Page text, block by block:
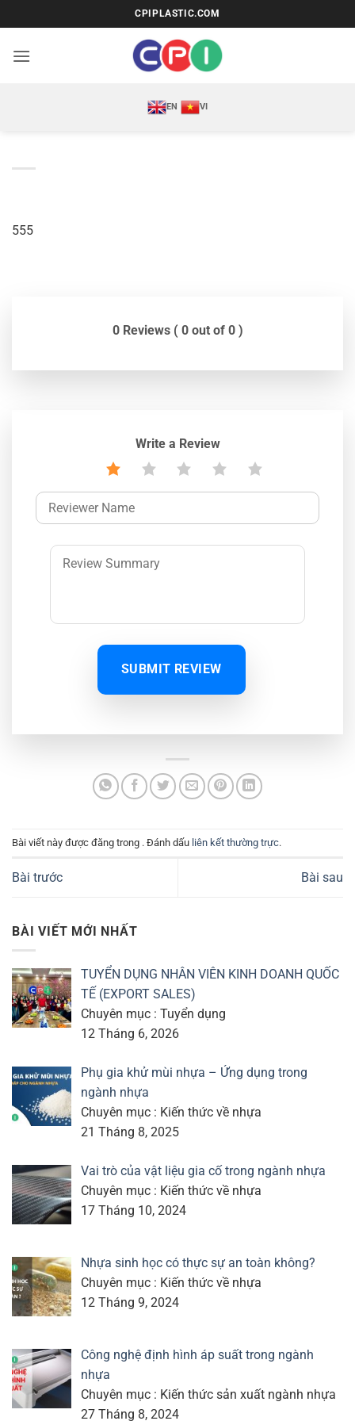
qua
nội
CPIPLASTIC.COM
EN VI
555
0 Reviews ( 0 out of 0 )
Write a Review
SUBMIT REVIEW
Bài viết này được đăng trong . Đánh dấu liên kết thường trực.
Bài trước Bài sau
BÀI VIẾT MỚI NHẤT
TUYỂN DỤNG NHÂN VIÊN KINH DOANH QUỐC
TẾ (EXPORT SALES)
Chuyên mục : Tuyển dụng
12 Tháng 6, 2026
Phụ gia khử mùi nhựa – Ứng dụng trong
ngành nhựa
Chuyên mục : Kiến thức về nhựa
21 Tháng 8, 2025
Vai trò của vật liệu gia cố trong ngành nhựa
Chuyên mục : Kiến thức về nhựa
17 Tháng 10, 2024
Nhựa sinh học có thực sự an toàn không?
Chuyên mục : Kiến thức về nhựa
12 Tháng 9, 2024
Công nghệ định hình áp suất trong ngành
nhựa
Chuyên mục : Kiến thức sản xuất ngành nhựa
27 Tháng 8, 2024